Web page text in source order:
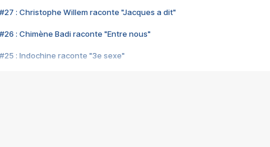
#27 : Christophe Willem raconte "Jacques a dit"
#26 : Chimène Badi raconte "Entre nous"
#25 : Indochine raconte "3e sexe"